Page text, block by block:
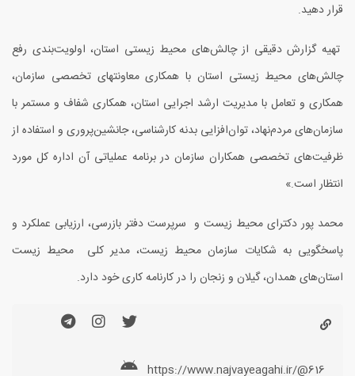
قرار دهید.
تهیه گزارش دقیقی از چالش‌های محیط زیستی استان، اولویت‌بندی رفع
چالش‌های محیط زیستی استان با همكاری معاونتهای تخصصی سازمان،
همكاری و تعامل با مدیریت ارشد اجرایی استان، همكاری شفاف و مستمر با
سازمان‌های مردم‌نهاد، توان‌افزایی بدنه كارشناسی، جانشین‌پروری و استفاده از
ظرفیت‌های تخصصی همكاران سازمان در برنامه عملیاتی آن اداره كل مورد
انتظار است.»
محمد پور دکترای محیط زیست و سرپرست دفتر بازرسی، ارزیابی عملکرد و
پاسخگویی به شکایات سازمان محیط زیست، مدیر کلی محیط زیست
استان‌های همدان، گیلان و زنجان را در کارنامه کاری خود دارد.
https://www.najvayeagahi.ir/@616